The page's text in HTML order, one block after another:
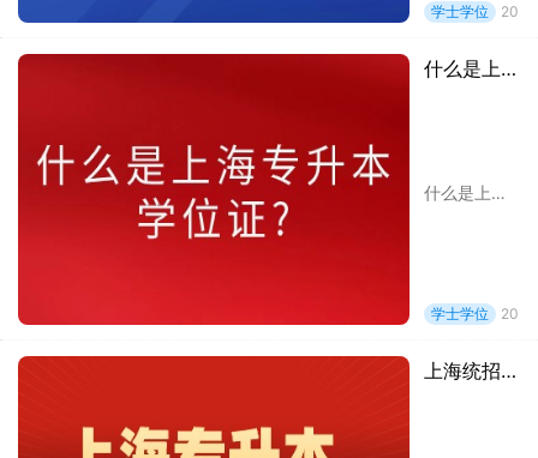
学士学位
什么是上海专升本学位证?
什么是上海专升本学位证?学位证书，又称学位证，是高等教育本科阶段授予的学位名称。在中国学位结构中为基础学位，由国务院授权高等学校授予。由学位授予单位依照本单位的学位授予条
学士学位
上海统招专升本与高考直接考上的本科学位证一样吗？